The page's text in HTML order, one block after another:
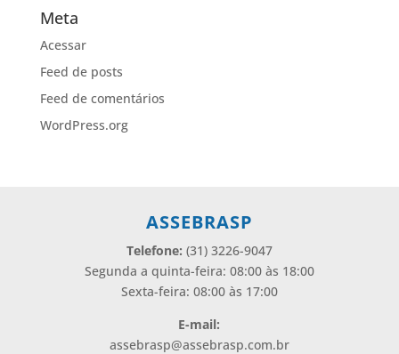
Meta
Acessar
Feed de posts
Feed de comentários
WordPress.org
ASSEBRASP
Telefone: (31) 3226-9047
Segunda a quinta-feira: 08:00 às 18:00
Sexta-feira: 08:00 às 17:00
E-mail:
assebrasp@assebrasp.com.br